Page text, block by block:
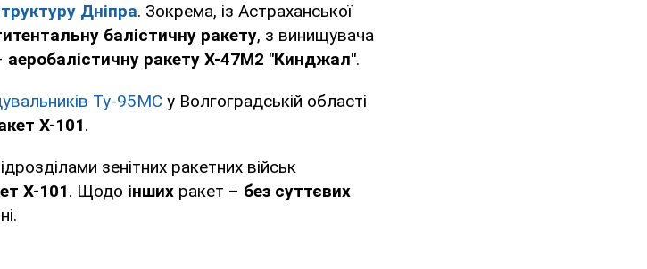
Дніпра. Зокрема, із Астраханської
балістичну ракету, з винищувача
аеробалістичну ракету Х-47М2 "Кинджал".
Ту-95МС у Волгоградській області
Х-101.
зенітних ракетних військ
Х-101. Щодо інших ракет – без суттєвих